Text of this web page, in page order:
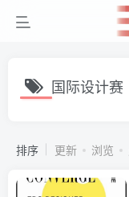
国际设计赛
排序 更新 浏览